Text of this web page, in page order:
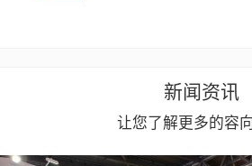
新闻资讯
让您了解更多的容